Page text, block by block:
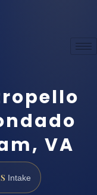
VA
Intake